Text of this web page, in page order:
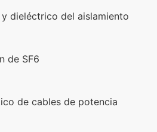
dieléctrico del aislamiento
de SF6
de cables de potencia